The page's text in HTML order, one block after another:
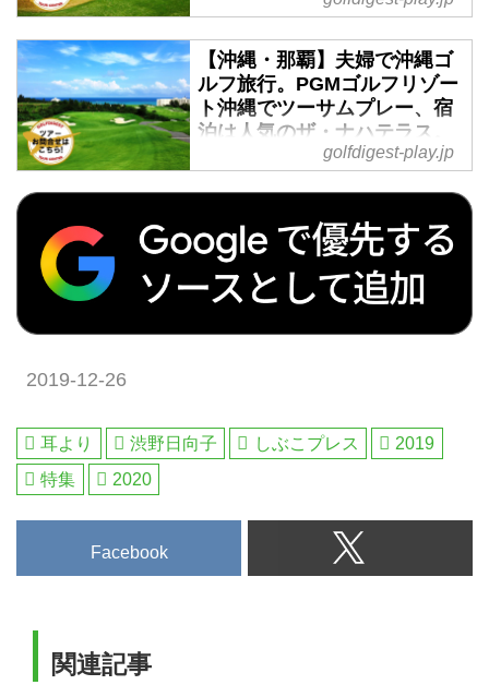
2019年12月01日～2020年03月31
日 羽田発着 2名様より受付沖縄本
島のリゾートエリア恩納村「かね
ひで喜瀬ビーチパレス」が宿泊先
です。2017年7月にフルリニュー
ベルビーチゴルフクラブは、全ホ
ールから海が望めるロケーショ
ン、3日目のかねひで喜瀬カント
分の好位置。カジュアルにリゾー
日間]
【沖縄・那覇】夫婦で沖縄ゴ
ルフ旅行。PGMゴルフリゾー
ト沖縄でツーサムプレー、宿
泊は人気のザ・ナハテラス。
2日間 - ゴルフへ行こうWEB
日 羽田発着 2名様より受付 [ツア
ーコード F-11071 ザ・ナハテラス
宿泊PGMゴルフリゾート沖縄2日
「ザ・ナハテラス」宿泊。到着の
フリゾート沖縄」でツーサムプレ
ー。夫婦やカップルでの沖縄ゴル
能なプランです、お気軽にご相談
ください。[ツアーコード F-11071
golfdigest-play.jp
2019-12-26
耳より 渋野日向子 しぶこプレス
2019
特集
2020
Facebook
関連記事